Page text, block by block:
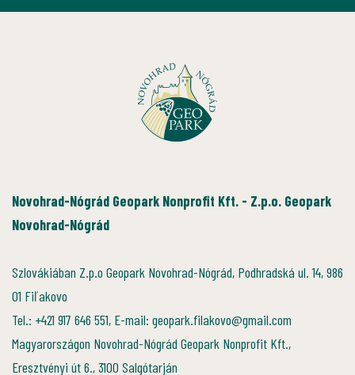
Novohrad-Nógrád Geopark Nonprofit Kft. - Z.p.o. Geopark
Novohrad-Nógrád
Szlovákiában Z.p.o Geopark Novohrad-Nógrád, Podhradská ul. 14, 986
01 Fiľakovo
Tel.: +421 917 646 551, E-mail: geopark.filakovo@gmail.com
Magyarországon Novohrad-Nógrád Geopark Nonprofit Kft.,
Eresztvényi út 6., 3100 Salgótarján